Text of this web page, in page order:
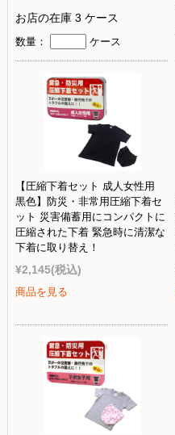
お店の在庫 3 ケース
数量： ケース
【圧縮下着セット 成人女性用
黒色】防災・非常用圧縮下着セ
ット 災害備蓄用にコンパクトに
圧縮された下着 緊急時に清潔な
下着に取り替え！
¥2,145(税込)
商品を見る